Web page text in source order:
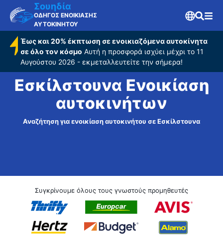
Σουηδία
ΟΔΗΓΟΣ ΕΝΟΙΚΙΑΣΗΣ
ΑΥΤΟΚΙΝΗΤΟΥ
Έως και 20% έκπτωση σε ενοικιαζόμενα αυτοκίνητα
σε όλο τον κόσμο Αυτή η προσφορά ισχύει μέχρι το 11
Αυγούστου 2026 - εκμεταλλευτείτε την σήμερα!
Εσκίλστουνα Ενοικίαση
αυτοκινήτων
Αναζήτηση για ενοικίαση αυτοκινήτου σε Εσκίλστουνα
Συγκρίνουμε όλους τους γνωστούς προμηθευτές